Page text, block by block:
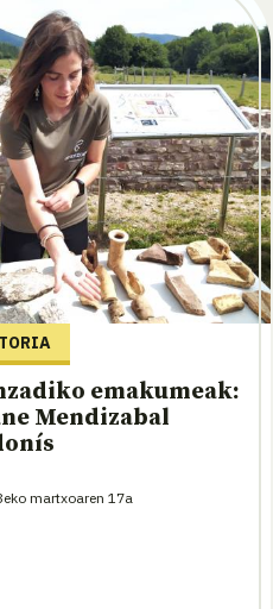
emakumeak:
Mendizabal
martxoaren 17a